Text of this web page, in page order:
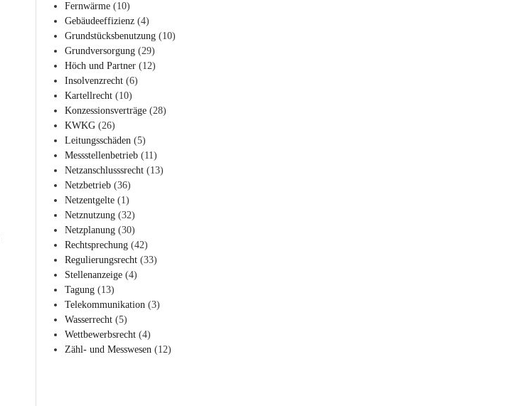
Fernwärme (10)
Gebäudeeffizienz (4)
Grundstücksbenutzung (10)
Grundversorgung (29)
Höch und Partner (12)
Insolvenzrecht (6)
Kartellrecht (10)
Konzessionsverträge (28)
KWKG (26)
Leitungsschäden (5)
Messstellenbetrieb (11)
Netzanschlusssrecht (13)
Netzbetrieb (36)
Netzentgelte (1)
Netznutzung (32)
Netzplanung (30)
Rechtsprechung (42)
Regulierungsrecht (33)
Stellenanzeige (4)
Tagung (13)
Telekommunikation (3)
Wasserrecht (5)
Wettbewerbsrecht (4)
Zähl- und Messwesen (12)